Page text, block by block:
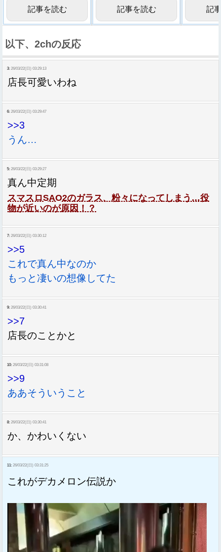
記事を読む 記事を読む 記
以下、2chの反応
3: 26/03/22(日) 03:29:13
店長可愛いわね
6: 26/03/22(日) 03:29:47
>>3
うん…
5: 26/03/22(日) 03:29:27
真ん中定期
スマスロSAO2のガラス、粉々になってしまう…役
物が近いのが原因！？
7: 26/03/22(日) 03:30:12
>>5
これで真ん中なのか
もっと凄いの想像してた
9: 26/03/22(日) 03:30:41
>>7
店長のことかと
10: 26/03/22(日) 03:31:08
>>9
ああそういうこと
8: 26/03/22(日) 03:30:41
か、かわいくない
11: 26/03/22(日) 03:31:25
これがデカメロン伝説か